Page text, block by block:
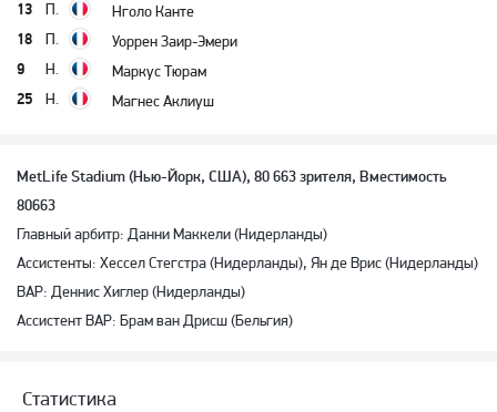
13 П. Нголо Канте
18 П. Уоррен Заир-Эмери
9 Н. Маркус Тюрам
25 Н. Магнес Аклиуш
MetLife Stadium (Нью-Йорк, США), 80 663 зрителя, Вместимость
80663
Главный арбитр: Данни Маккели (Нидерланды)
Ассистенты: Хессел Стегстра (Нидерланды), Ян де Врис (Нидерланды)
ВАР: Деннис Хиглер (Нидерланды)
Ассистент ВАР: Брам ван Дрисш (Бельгия)
Статистика